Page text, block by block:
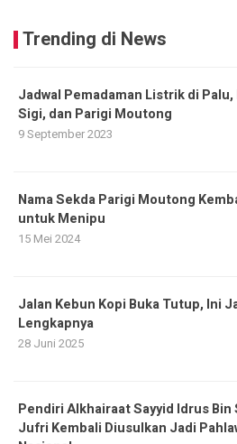
Trending di News
Jadwal Pemadaman Listrik di Palu,
Sigi, dan Parigi Moutong
9 September 2023
Nama Sekda Parigi Moutong
untuk Menipu
15 Mei 2024
Jalan Kebun Kopi Buka Tutup, Ini
Lengkapnya
28 Juni 2025
Pendiri Alkhairaat Sayyid Idrus Bin
Jufri Kembali Diusulkan Jadi